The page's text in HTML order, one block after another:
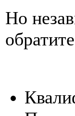
Но